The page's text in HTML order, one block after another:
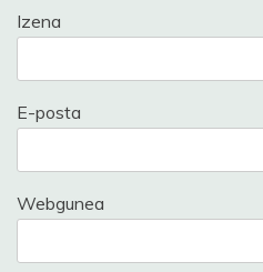
Izena
E-posta
Webgunea